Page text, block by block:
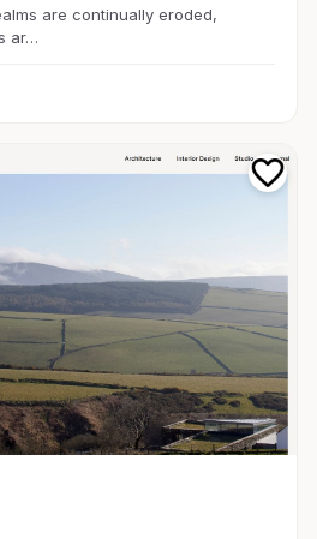
are continually eroded,
ar…